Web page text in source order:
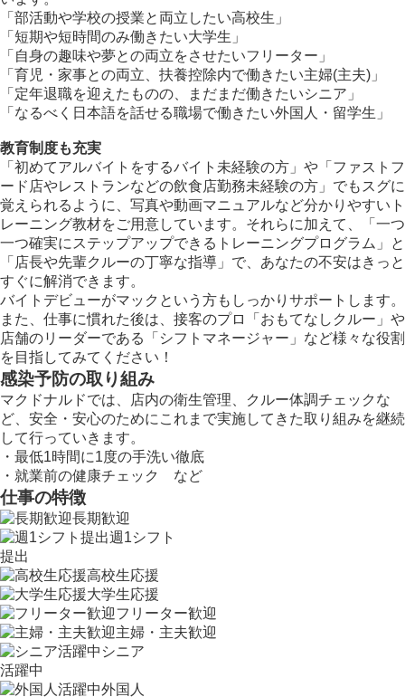
「部活動や学校の授業と両立したい高校生」
「短期や短時間のみ働きたい大学生」
「自身の趣味や夢との両立をさせたいフリーター」
「育児・家事との両立、扶養控除内で働きたい主婦(主夫)」
「定年退職を迎えたものの、まだまだ働きたいシニア」
「なるべく日本語を話せる職場で働きたい外国人・留学生」
教育制度も充実
「初めてアルバイトをするバイト未経験の方」や「ファストフ
ード店やレストランなどの飲食店勤務未経験の方」でもスグに
覚えられるように、写真や動画マニュアルなど分かりやすいト
レーニング教材をご用意しています。それらに加えて、「一つ
一つ確実にステップアップできるトレーニングプログラム」と
「店長や先輩クルーの丁寧な指導」で、あなたの不安はきっと
すぐに解消できます。
バイトデビューがマックという方もしっかりサポートします。
また、仕事に慣れた後は、接客のプロ「おもてなしクルー」や
店舗のリーダーである「シフトマネージャー」など様々な役割
を目指してみてください！
感染予防の取り組み
マクドナルドでは、店内の衛生管理、クルー体調チェックな
ど、安全・安心のためにこれまで実施してきた取り組みを継続
して行っていきます。
・最低1時間に1度の手洗い徹底
・就業前の健康チェック など
仕事の特徴
長期歓迎
週1シフト
提出
高校生応援
大学生応援
フリーター歓迎
主婦・主夫歓迎
シニア
活躍中
外国人